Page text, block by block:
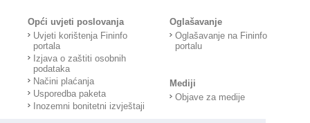
Opći uvjeti poslovanja
Uvjeti korištenja Fininfo
portala
Izjava o zaštiti osobnih
podataka
Načini plaćanja
Usporedba paketa
Inozemni bonitetni izvještaji
Oglašavanje
Oglašavanje na Fininfo
portalu
Mediji
Objave za medije